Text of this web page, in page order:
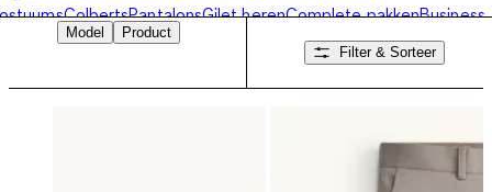
ColbertsPantalonsGilet herenComplete pakkenBusiness
Model
Product
Filter & Sorteer